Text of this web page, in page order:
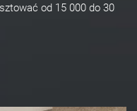
od 15 000 do 30